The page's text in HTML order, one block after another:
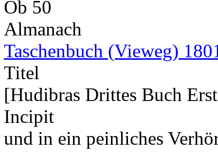
Ob 50
Almanach
Taschenbuch (Vieweg)
Titel
[Hudibras Drittes Buch
Incipit
und in ein peinliches